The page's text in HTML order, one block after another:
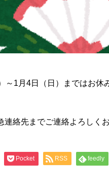
～1月4日（日）まではお休
絡先までご連絡よろしくお
Pocket RSS feedly